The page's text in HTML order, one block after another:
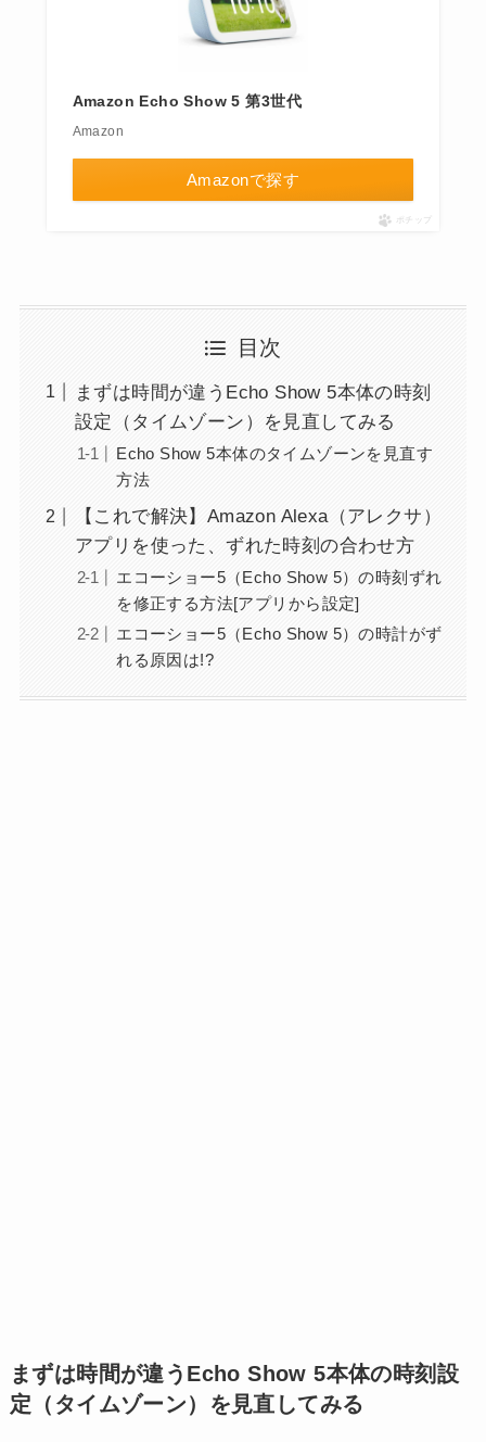
Amazon Echo Show 5 第3世代
Amazon
Amazonで探す
ポチップ
目次
まずは時間が違うEcho Show 5本体の時刻
設定（タイムゾーン）を見直してみる
Echo Show 5本体のタイムゾーンを見直す
方法
【これで解決】Amazon Alexa（アレクサ）
アプリを使った、ずれた時刻の合わせ方
エコーショー5（Echo Show 5）の時刻ずれ
を修正する方法[アプリから設定]
エコーショー5（Echo Show 5）の時計がず
れる原因は!?
まずは時間が違うEcho Show 5本体の時刻設
定（タイムゾーン）を見直してみる